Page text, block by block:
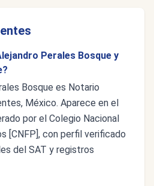
Perales Bosque y
Bosque es Notario
México. Aparece en el
por el Colegio Nacional
[CNFP], con perfil verificado
del SAT y registros